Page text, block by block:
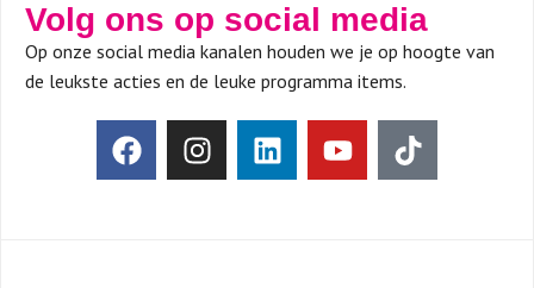
Volg ons op social media
Op onze social media kanalen houden we je op hoogte van
de leukste acties en de leuke programma items.